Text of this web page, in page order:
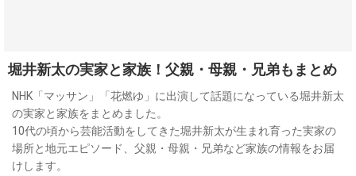
堀井新太の実家と家族！父親・母親・兄弟もまとめ
NHK「マッサン」「花燃ゆ」に出演して話題になっている堀井新太
の実家と家族をまとめました。
10代の頃から芸能活動をしてきた堀井新太が生まれ育った実家の
場所と地元エピソード、父親・母親・兄弟など家族の情報をお届
けします。